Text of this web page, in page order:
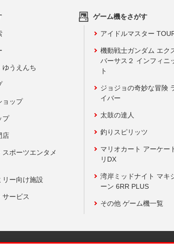
ゆうえんち
ョップ
プ
店
ポーツエンタメ
リー向け施設
サービス
ゲーム機をさがす
アイドルマスター
機動戦士ガンダム エク
バーサス２ インフィニ
ト
ジョジョの奇妙な冒険
イバー
太鼓の達人
釣りスピリッツ
マリオカート アーケー
リDX
湾岸ミッドナイト マキ
ーン 6RR PLUS
その他 ゲーム機一覧